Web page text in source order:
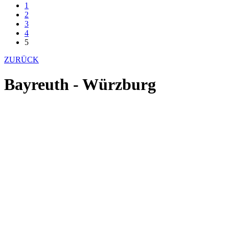
1
2
3
4
5
ZURÜCK
Bayreuth - Würzburg